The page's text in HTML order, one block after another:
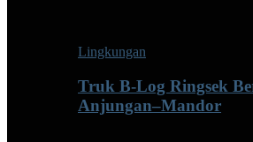
Lingkungan
Truk B-Log Ringsek
Anjungan–Mandor